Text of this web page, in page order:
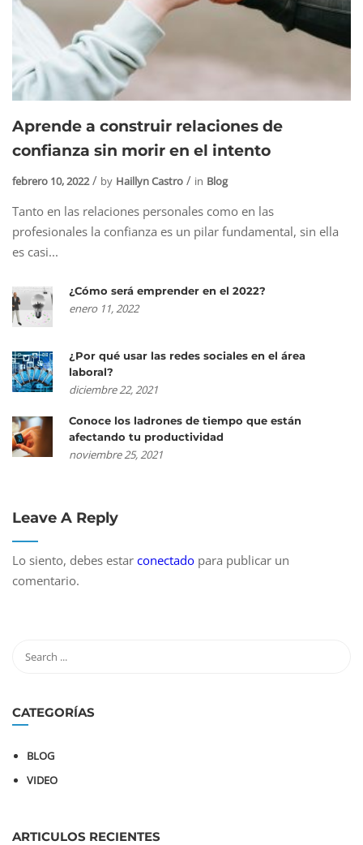
Aprende a construir relaciones de
confianza sin morir en el intento
febrero 10, 2022 by Haillyn Castro in Blog
Tanto en las relaciones personales como en las
profesionales la confianza es un pilar fundamental, sin ella
es casi...
¿Cómo será emprender en el 2022?
enero 11, 2022
¿Por qué usar las redes sociales en el área
laboral?
diciembre 22, 2021
Conoce los ladrones de tiempo que están
afectando tu productividad
noviembre 25, 2021
Leave A Reply
Lo siento, debes estar conectado para publicar un
comentario.
CATEGORÍAS
BLOG
VIDEO
ARTICULOS RECIENTES